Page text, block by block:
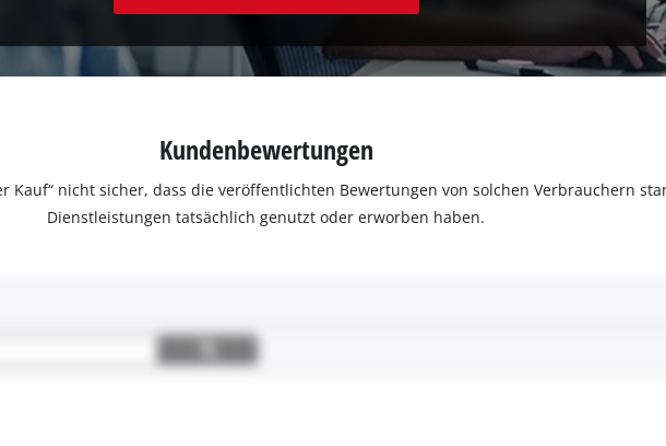
Kundenbewertungen
Kauf“ nicht sicher, dass die veröffentlichten Bewertungen von solchen Verbrauchern
Dienstleistungen tatsächlich genutzt oder erworben haben.